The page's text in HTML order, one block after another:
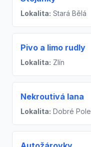
Lokalita: Stará Bělá
Pivo a limo rudly
Lokalita: Zlín
Nekroutivá lana
Lokalita: Dobré Pole